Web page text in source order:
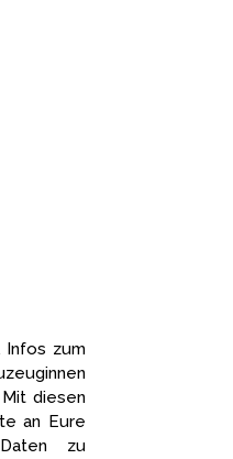
Infos zum
diesen
an Eure
zu